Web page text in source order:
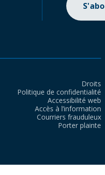
Droits
Politique de confidentialité
Accessibilité web
Accès à l’information
Courriers frauduleux
Porter plainte